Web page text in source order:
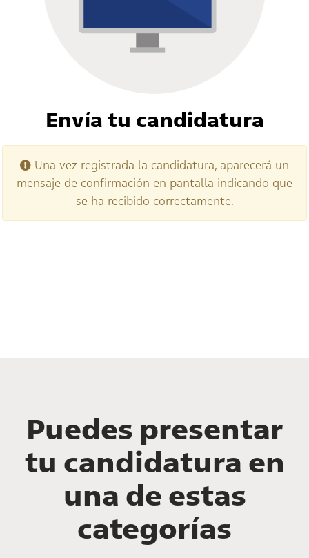
Envía tu candidatura
Una vez registrada la candidatura, aparecerá un
mensaje de confirmación en pantalla indicando que
se ha recibido correctamente.
Puedes presentar
tu candidatura en
una de estas
categorías